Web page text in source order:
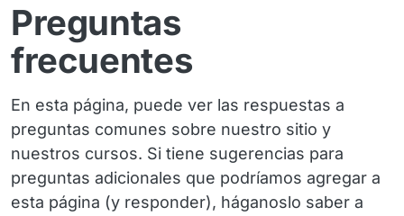
Preguntas
frecuentes
En esta página, puede ver las respuestas a
preguntas comunes sobre nuestro sitio y
nuestros cursos. Si tiene sugerencias para
preguntas adicionales que podríamos agregar a
esta página (y responder), háganoslo saber a